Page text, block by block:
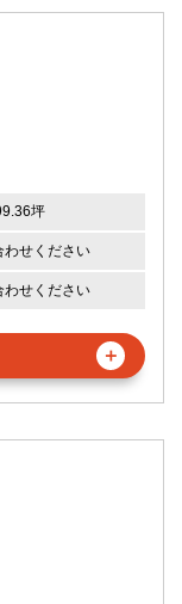
坪
わせください
わせください
＋